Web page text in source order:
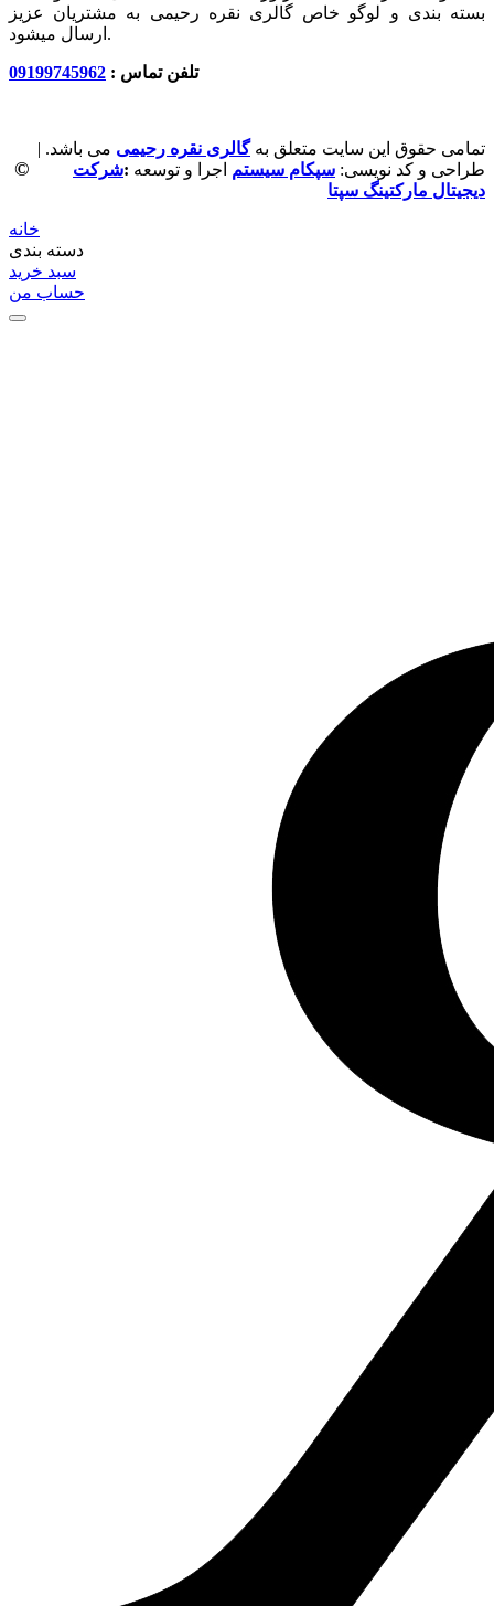
بسته بندی و لوگو خاص گالری نقره رحیمی به مشتریان عزیز
ارسال میشود.
تلفن تماس : 09199745962
©
تمامی حقوق این سایت متعلق بهگالری نقره رحیمی می باشد. |
طراحی و کد نویسی: سپکام سیستم اجرا و توسعه :شرکت
دیجیتال مارکتینگ سپتا
خانه
دسته بندی
سبد خرید
حساب من